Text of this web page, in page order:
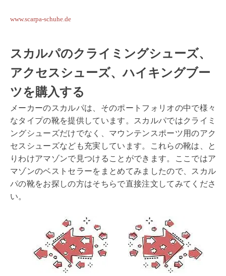
www.scarpa-schuhe.de
スカルパのクライミングシューズ、
アクセスシューズ、ハイキングブー
ツを購入する
メーカーのスカルパは、そのポートフォリオの中で様々
なタイプの靴を提供しています。スカルパではクライミ
ングシューズだけでなく、マウンテンスポーツ用のアク
セスシューズなども充実しています。これらの靴は、と
りわけアマゾンで見つけることができます。ここではア
マゾンのベストセラーをまとめてみましたので、スカル
パの靴をお探しの方はそちらで直接注文してみてくださ
い。